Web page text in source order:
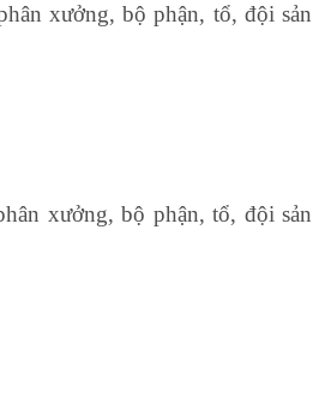
xưởng, bộ phận, tổ, đội sản
xưởng, bộ phận, tổ, đội sản